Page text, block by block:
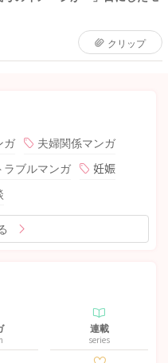
クリップ
ガ
夫婦関係マンガ
ラブルマンガ
妊娠
連載
series